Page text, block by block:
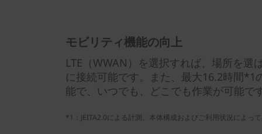
モビリティ機能の向上
LTE（WWAN）を選択すれば、場所を選
に接続可能です。また、最大16.2時間*1
能で、いつでも、どこでも作業が可能で
*1：JEITA2.0による計測。本体構成およびご利用状況によっ